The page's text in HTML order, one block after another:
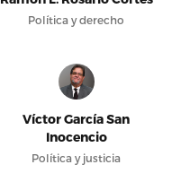
Política y derecho
Víctor García San
Inocencio
Política y justicia